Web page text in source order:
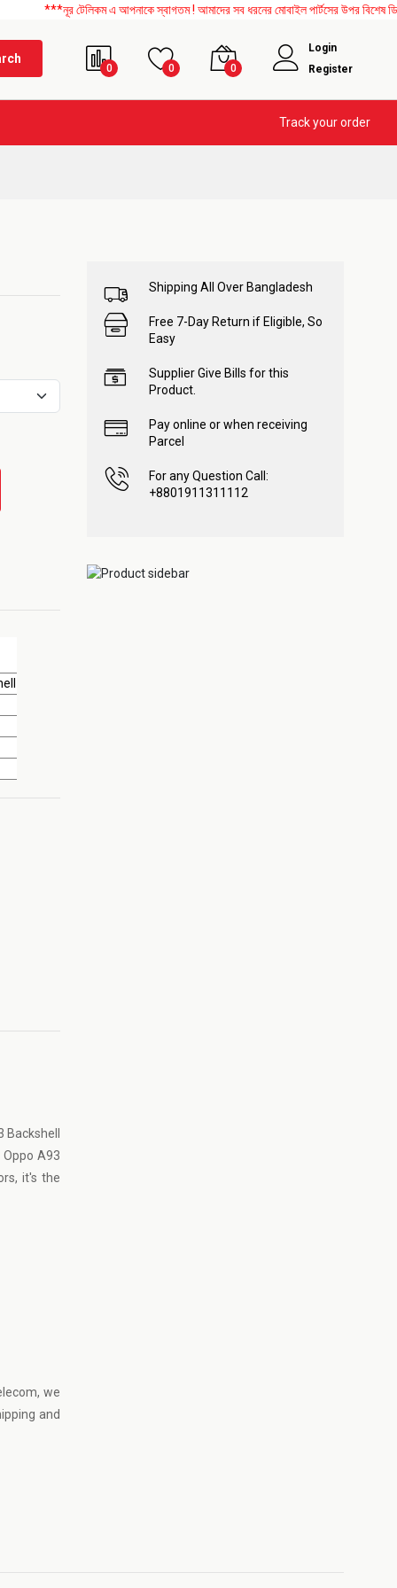
টেলিকম এ আপনাকে স্বাগতম ! আমাদের সব ধরনের মোবাইল পার্টসের উপর বিশেষ
0 0 0
Login
Register
Track your order
A93
it's the
, we
and
Shipping All Over Bangladesh
Free 7-Day Return if Eligible, So
Easy
Supplier Give Bills for this
Product.
Pay online or when receiving
Parcel
For any Question Call:
+8801911311112